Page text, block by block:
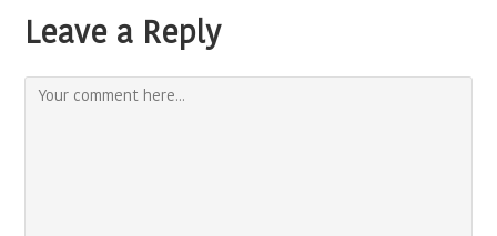
Leave a Reply
Comment